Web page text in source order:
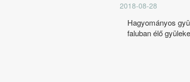
2018-08-28
Hagyományos
faluban élő